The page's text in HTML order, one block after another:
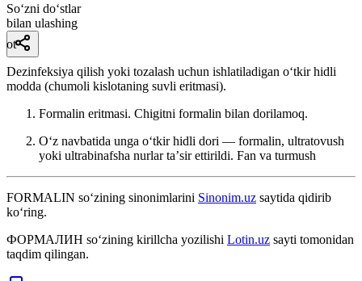
So‘zni do‘stlar
bilan ulashing
ot
Dezinfeksiya qilish yoki tozalash uchun ishlatiladigan oʻtkir hidli
modda (chumoli kislotaning suvli eritmasi).
Formalin eritmasi. Chigitni formalin bilan dorilamoq.
Oʻz navbatida unga oʻtkir hidli dori — formalin, ultratovush
yoki ultrabinafsha nurlar taʼsir ettirildi. Fan va turmush
FORMALIN so‘zining sinonimlarini Sinonim.uz saytida qidirib
ko‘ring.
ФОРМАЛИН so‘zining kirillcha yozilishi Lotin.uz sayti tomonidan
taqdim qilingan.